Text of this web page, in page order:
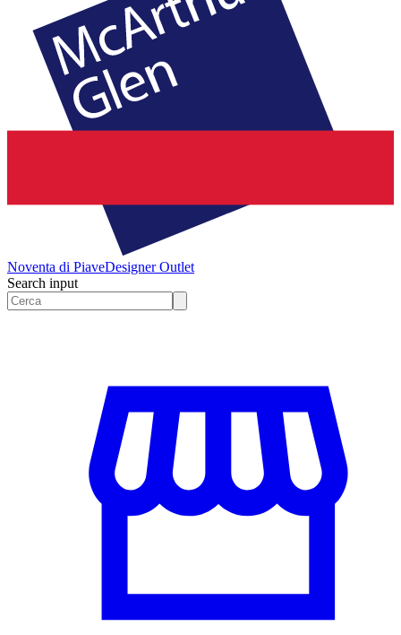
Noventa di PiaveDesigner Outlet
Search input